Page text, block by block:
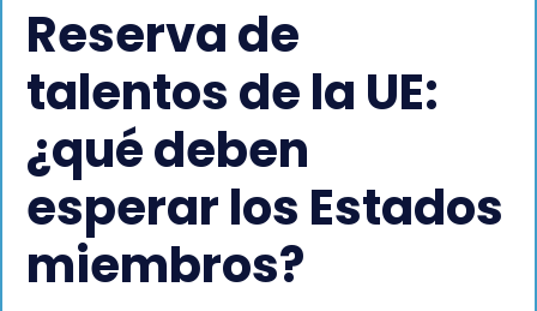
Reserva de
talentos de la UE:
¿qué deben
esperar los Estados
miembros?